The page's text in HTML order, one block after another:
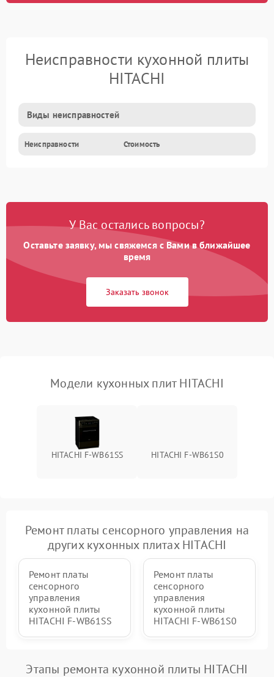
Неисправности кухонной плиты
HITACHI
Виды неисправностей
Неисправности Стоимость
У Вас остались вопросы?
Оставьте заявку, мы свяжемся с Вами в ближайшее
время
Заказать звонок
Модели кухонных плит HITACHI
HITACHI F-WB61SS HITACHI F-WB61S0
Ремонт платы сенсорного управления на
других кухонных плитах HITACHI
Ремонт платы
сенсорного
управления
кухонной плиты
HITACHI F-WB61SS
Ремонт платы
сенсорного
управления
кухонной плиты
HITACHI F-WB61S0
Этапы ремонта кухонной плиты HITACHI